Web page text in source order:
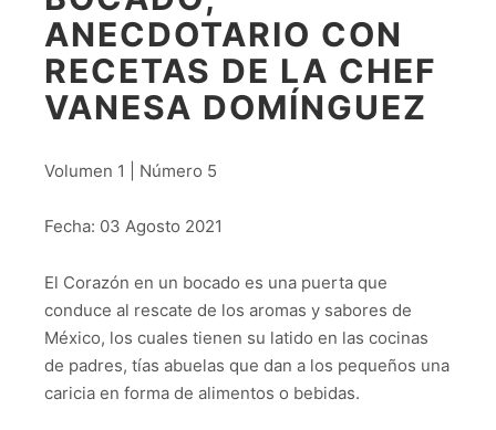
ANECDOTARIO CON
RECETAS DE LA CHEF
VANESA DOMÍNGUEZ
Volumen 1 | Número 5
Fecha: 03 Agosto 2021
El Corazón en un bocado es una puerta que
conduce al rescate de los aromas y sabores de
México, los cuales tienen su latido en las cocinas
de padres, tías abuelas que dan a los pequeños una
caricia en forma de alimentos o bebidas.